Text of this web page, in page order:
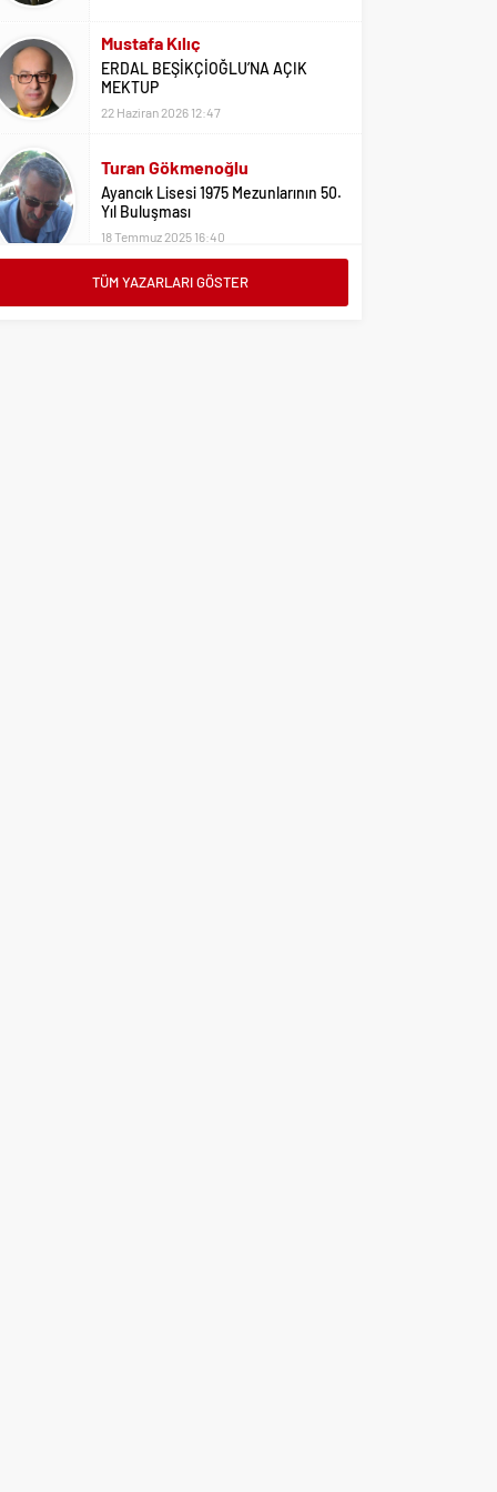
22 Haziran 2026 12:47
Turan Gökmenoğlu
Ayancık Lisesi 1975 Mezunlarının 50.
Adil Yıldız
Bu Sene Fenerbahçe Ülke Puanlarını
Ali Oral
TÜM YAZARLARI GÖSTER